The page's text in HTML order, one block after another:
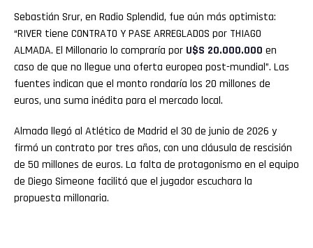
Sebastián Srur, en Radio Splendid, fue aún más optimista:
“RIVER tiene CONTRATO Y PASE ARREGLADOS por THIAGO
ALMADA. El Millonario lo compraría por U$S 20.000.000 en
caso de que no llegue una oferta europea post-mundial”. Las
fuentes indican que el monto rondaría los 20 millones de
euros, una suma inédita para el mercado local.
Almada llegó al Atlético de Madrid el 30 de junio de 2026 y
firmó un contrato por tres años, con una cláusula de rescisión
de 50 millones de euros. La falta de protagonismo en el equipo
de Diego Simeone facilitó que el jugador escuchara la
propuesta millonaria.